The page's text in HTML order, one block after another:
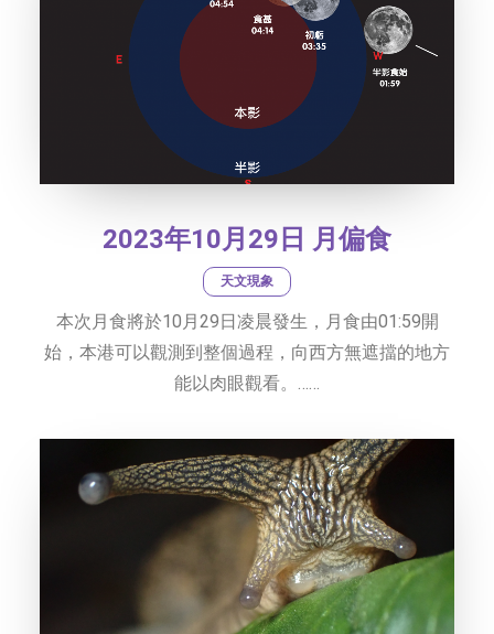
2023年10月29日 月偏食
天文現象
本次月食將於10月29日凌晨發生，月食由01:59開
始，本港可以觀測到整個過程，向西方無遮擋的地方
能以肉眼觀看。……